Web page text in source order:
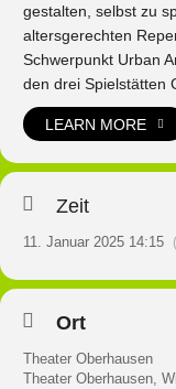
gestalten, selbst zu
altersgerechten
Schwerpunkt Urban
den drei Spielstätten
LEARN MORE
Zeit
11. Januar 2025 14:15
Ort
Theater Oberhausen
Theater Oberhausen,